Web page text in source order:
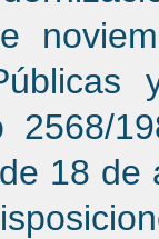
2568/
18